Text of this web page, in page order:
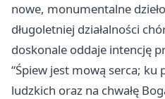
nowe, monumentalne
długoletniej działalności
doskonale oddaje intencję
“Śpiew jest mową serca; ku
ludzkich oraz na chwałę